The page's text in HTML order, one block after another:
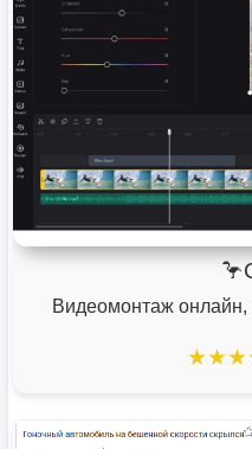
Видеомонтаж